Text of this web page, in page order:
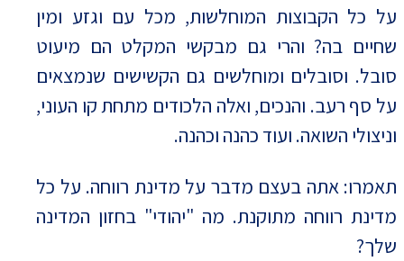
על כל הקבוצות המוחלשות, מכל עם וגזע ומין
שחיים בה? והרי גם מבקשי המקלט הם מיעוט
סובל. וסובלים ומוחלשים גם הקשישים שנמצאים
על סף רעב. והנכים, ואלה הלכודים מתחת קו העוני,
וניצולי השואה. ועוד כהנה וכהנה.
תאמרו: אתה בעצם מדבר על מדינת רווחה. על כל
מדינת רווחה מתוקנת. מה "יהודי" בחזון המדינה
שלך?